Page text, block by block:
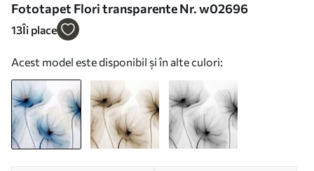
Fototapet Flori transparente Nr. w02696
13Îi place
Acest model este disponibil și în alte culori: